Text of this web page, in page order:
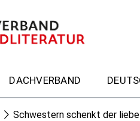
DACHVERBAND
Schwestern schenkt der